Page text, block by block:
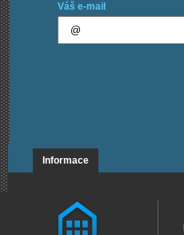
Váš e-mail
Informace